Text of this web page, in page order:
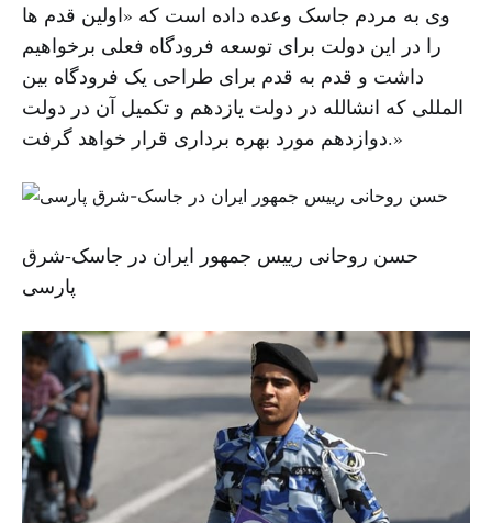
وی به مردم جاسک وعده داده است که «اولین قدم ها
را در این دولت برای توسعه فرودگاه فعلی برخواهیم
داشت و قدم به قدم برای طراحی یک فرودگاه بین
المللی که انشالله در دولت یازدهم و تکمیل آن در دولت
دوازدهم مورد بهره برداری قرار خواهد گرفت.»
حسن روحانی رییس جمهور ایران در جاسک-شرق
پارسی